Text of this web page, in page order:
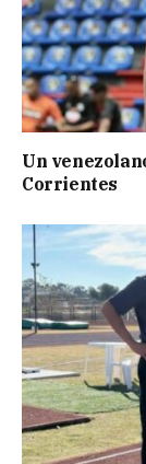
Un
Corrientes